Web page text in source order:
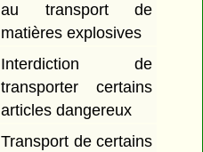
au transport de
matières explosives
Interdiction de
transporter certains
articles dangereux
Transport de certains